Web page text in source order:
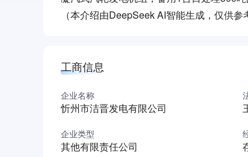
（本介绍由DeepSeek AI智能生成，仅供参
工商信息
企业名称
忻州市洁晋发电有限公司
企业类型
其他有限责任公司